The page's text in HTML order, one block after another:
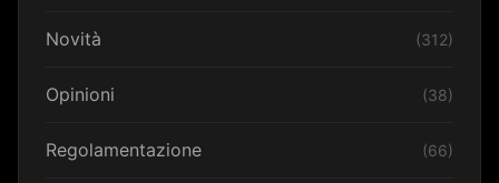
Novità (312)
Opinioni (38)
Regolamentazione (66)